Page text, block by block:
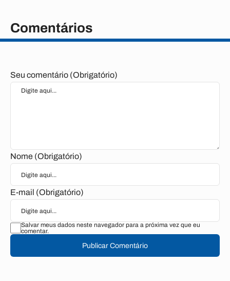
Comentários
Seu comentário (Obrigatório)
Nome (Obrigatório)
E-mail (Obrigatório)
Salvar meus dados neste navegador para a próxima vez que eu
comentar.
Publicar Comentário